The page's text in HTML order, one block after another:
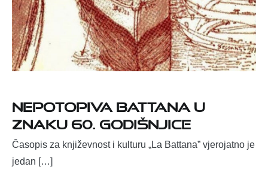
Nepotopiva Battana u
znaku 60. godišnjice
Časopis za književnost i kulturu „La Battana” vjerojatno je
jedan […]